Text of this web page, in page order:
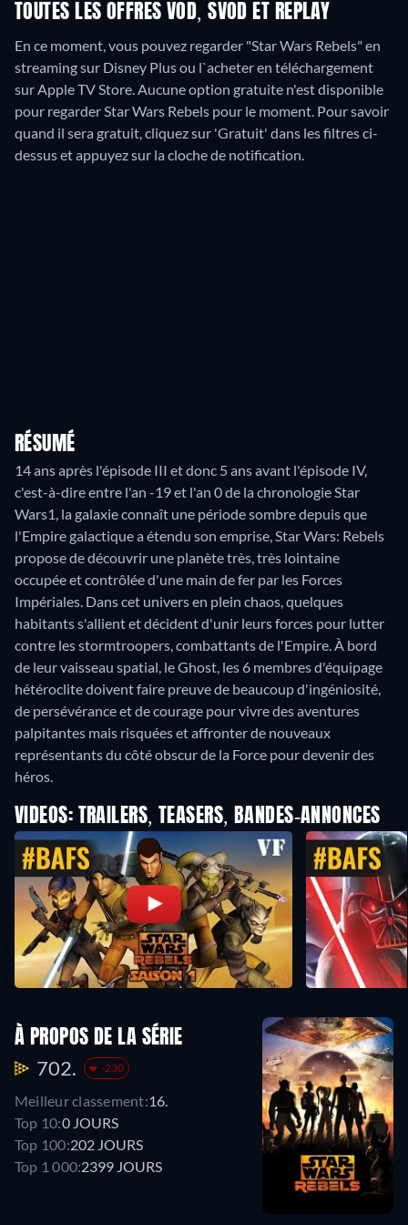
TOUTES LES OFFRES VOD, SVOD ET REPLAY
En ce moment, vous pouvez regarder "Star Wars Rebels" en
streaming sur Disney Plus ou l`acheter en téléchargement
sur Apple TV Store.Aucune option gratuite n'est disponible
pour regarder Star Wars Rebels pour le moment. Pour savoir
quand il sera gratuit, cliquez sur 'Gratuit' dans les filtres ci-
dessus et appuyez sur la cloche de notification.
RÉSUMÉ
14 ans après l'épisode III et donc 5 ans avant l'épisode IV,
c'est-à-dire entre l'an -19 et l'an 0 de la chronologie Star
Wars1, la galaxie connaît une période sombre depuis que
l'Empire galactique a étendu son emprise, Star Wars: Rebels
propose de découvrir une planète très, très lointaine
occupée et contrôlée d'une main de fer par les Forces
Impériales. Dans cet univers en plein chaos, quelques
habitants s'allient et décident d'unir leurs forces pour lutter
contre les stormtroopers, combattants de l'Empire. À bord
de leur vaisseau spatial, le Ghost, les 6 membres d'équipage
hétéroclite doivent faire preuve de beaucoup d'ingéniosité,
de persévérance et de courage pour vivre des aventures
palpitantes mais risquées et affronter de nouveaux
représentants du côté obscur de la Force pour devenir des
héros.
VIDEOS: TRAILERS, TEASERS, BANDES-ANNONCES
À PROPOS DE LA SÉRIE
702. -230
Meilleur classement:16.
Top 10:0 JOURS
Top 100:202 JOURS
Top 1 000:2399 JOURS